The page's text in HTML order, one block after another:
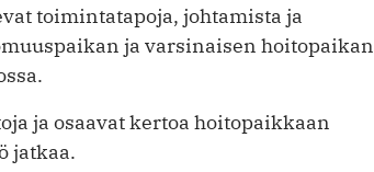
toimintatapoja, johtamista ja
ja varsinaisen hoitopaikan
ja osaavat kertoa hoitopaikkaan
jatkaa.